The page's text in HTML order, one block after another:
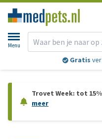
Menu
Gratis
Trovet Week: tot
meer